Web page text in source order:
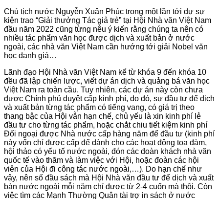
Chủ tịch nước Nguyễn Xuân Phúc trong một lần tới dự sự
kiện trao “Giải thưởng Tác giả trẻ” tại Hội Nhà văn Việt Nam
đầu năm 2022 cũng từng nêu ý kiến rằng chúng ta nên có
nhiều tác phẩm văn học được dịch và xuất bản ở nước
ngoài, các nhà văn Việt Nam cần hướng tới giải Nobel văn
học danh giá…
Lãnh đạo Hội Nhà văn Việt Nam kể từ khóa 9 đến khóa 10
đều đã lập chiến lược, viết dự án dịch và quảng bá văn học
Việt Nam ra toàn cầu. Tuy nhiên, các dự án này còn chưa
được Chính phủ duyệt cấp kinh phí, do đó, sự đầu tư để dịch
và xuất bản từng tác phẩm có tiếng vang, có giá trị theo
thang bậc của Hội vẫn hạn chế, chủ yếu là xin kinh phí lẻ
đầu tư cho từng tác phẩm, hoặc chắt chiu tiết kiệm kinh phí
Đối ngoại được Nhà nước cấp hàng năm để đầu tư (kinh phí
này vốn chỉ được cấp để dành cho các hoạt động tọa đàm,
hội thảo có yếu tố nước ngoài, đón các đoàn khách nhà văn
quốc tế vào thăm và làm việc với Hội, hoặc đoàn các hội
viên của Hội đi công tác nước ngoài,…). Do hạn chế như
vậy, nên số đầu sách mà Hội Nhà văn đầu tư để dịch và xuất
bản nước ngoài mỗi năm chỉ được từ 2-4 cuốn mà thôi. Còn
việc tìm các Mạnh Thường Quân tài trợ in sách ở nước